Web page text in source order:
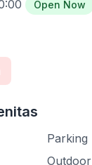
Open Now
Parking
Outdoor